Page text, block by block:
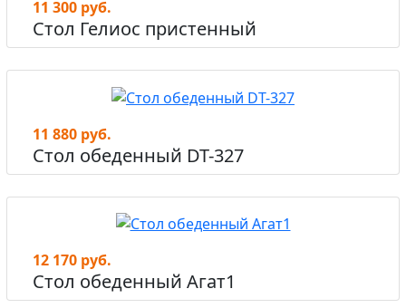
11 300 руб.
Стол Гелиос пристенный
11 880 руб.
Стол обеденный DT-327
12 170 руб.
Стол обеденный Агат1